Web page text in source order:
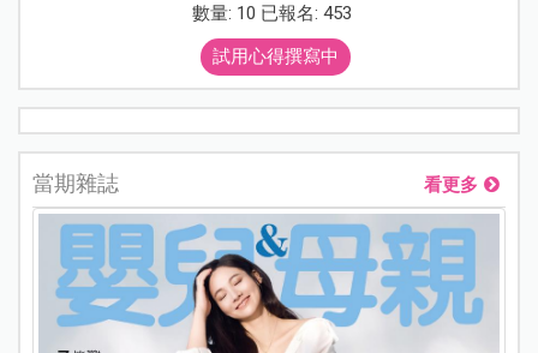
數量: 10 已報名: 453
試用心得撰寫中
當期雜誌 看更多